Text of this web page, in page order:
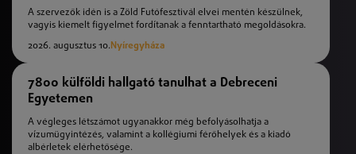
A szervezők idén is a Zöld Futófesztivál elvei mentén készülnek,
vagyis kiemelt figyelmet fordítanak a fenntartható megoldásokra.
2026. augusztus 10. Nyíregyháza
7800 külföldi hallgató tanulhat a Debreceni
Egyetemen
A végleges létszámot ugyanakkor még befolyásolhatja a
vízumügyintézés, valamint a kollégiumi férőhelyek és a kiadó
albérletek elérhetősége.